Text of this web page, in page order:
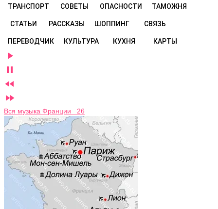
ТРАНСПОРТ СОВЕТЫ ОПАСНОСТИ ТАМОЖНЯ
СТАТЬИ РАССКАЗЫ ШОППИНГ СВЯЗЬ
ПЕРЕВОДЧИК КУЛЬТУРА КУХНЯ КАРТЫ




Вся музыка Франции 26